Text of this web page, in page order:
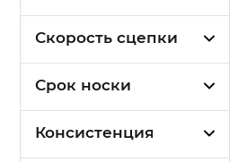
Скорость сцепки
Срок носки
Консистенция